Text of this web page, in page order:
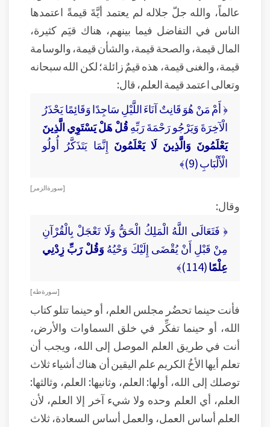
عالماً، والله جلّ جلاله لم يعتمد أيَّةَ قيمةً اعتمدها
الناس في التفاضل فيما بينهم، هناك قيَم كثيرة،
المال قيمة، والصحة قيمة، والشأن قيمة، والوسامة
قيمة، والغنى قيمة، هذه قيمٌ زائلة؛ لكن الله سبحانه
وتعالى اعتمد قيمة العلم، قال:
﴿ أَمْ مَنْ هُوَ قَانِتٌ آنَاءَ اللَّيْلِ سَاجِدًا وَقَائِمًا يَحْذَرُ
الْآخِرَةَ وَيَرْجُو رَحْمَةَ رَبِّهِقُلْ هَلْ يَسْتَوِي الَّذِينَ
يَعْلَمُونَ وَالَّذِينَ لَا يَعْلَمُونَ إِنَّمَا يَتَذَكَّرُ أُولُو
الْأَلْبَابِ (9)﴾
[ سورة الزمر ]
وقال:
﴿ فَتَعَالَى اللَّهُ الْمَلِكُ الْحَقُّ وَلَا تَعْجَلْ بِالْقُرْآنِ
مِنْ قَبْلِ أَنْ يُقْضَى إِلَيْكَ وَحْيُهُ وَقُلْ رَبِّ زِدْنِي
عِلْمًا(114)﴾
[ سورة طه ]
فأنت حينما تحضُر مجلس العلم، أو حينما تتلو كتاب
الله، أو حينما تفكِّر في خلق السماوات والأرض،
أنت في طريق العلم الموصل إلى الله، ويجب أن
تعلم أيها الأخُ الكريم علم اليقين أن هناك أشياء ثلاث
توصلك إلى الله، أولها: العلم، وثانيها: العلم، وثالثها:
العلم، أي العلم وحده ولا شيء آخر إلا العلم، لأن
العلم أساس العمل، والعمل أساس السعادة، ثلاث